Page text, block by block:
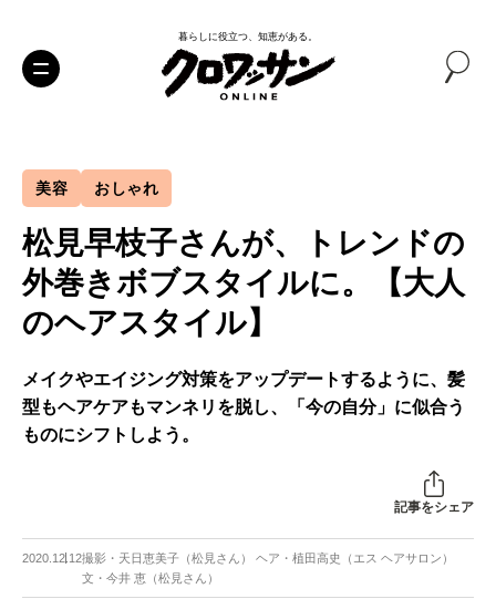
暮らしに役立つ、知恵がある。
美容 おしゃれ
松見早枝子さんが、トレンドの
外巻きボブスタイルに。【大人
のヘアスタイル】
メイクやエイジング対策をアップデートするように、髪
型もヘアケアもマンネリを脱し、「今の自分」に似合う
ものにシフトしよう。
記事をシェア
2020.12.12撮影・天日恵美子（松見さん） ヘア・植田高史（エス ヘアサロン）
文・今井 恵（松見さん）